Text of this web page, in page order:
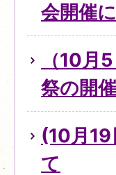
会開催
（10
祭の開
(10月
て